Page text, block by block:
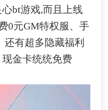
bt游戏,而且上线
0元GM特权服、手
有超多隐藏福利
金卡统统免费